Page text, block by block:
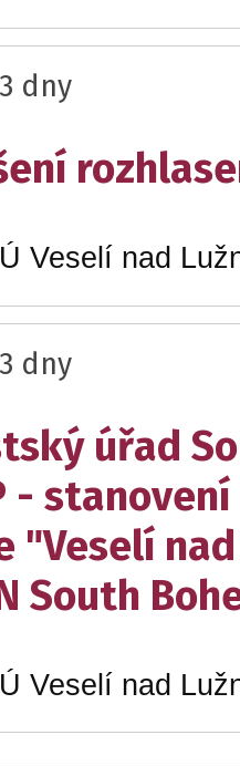
dny
Veselí nad
dny
úřad
-
"Veselí
South
Veselí nad